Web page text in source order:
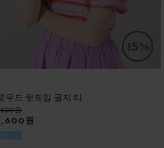
우드 뒷트임 골지 티
원
원